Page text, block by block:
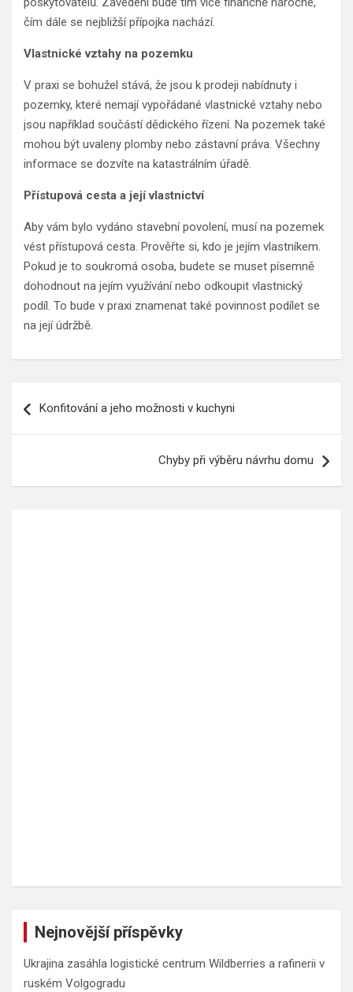
čím dále se nejbližší přípojka nachází.
Vlastnické vztahy na pozemku
V praxi se bohužel stává, že jsou k prodeji nabídnuty i
pozemky, které nemají vypořádané vlastnické vztahy nebo
jsou například součástí dědického řízení. Na pozemek také
mohou být uvaleny plomby nebo zástavní práva. Všechny
informace se dozvíte na katastrálním úřadě.
Přístupová cesta a její vlastnictví
Aby vám bylo vydáno stavební povolení, musí na pozemek
vést přístupová cesta. Prověřte si, kdo je jejím vlastníkem.
Pokud je to soukromá osoba, budete se muset písemně
dohodnout na jejím využívání nebo odkoupit vlastnický
podíl. To bude v praxi znamenat také povinnost podílet se
na její údržbě.
proKonfitování a jeho možnosti v kuchyni
Chyby při výběru návrhu domu
Nejnovější příspěvky
Ukrajina zasáhla logistické centrum Wildberries a rafinerii v
ruském Volgogradu